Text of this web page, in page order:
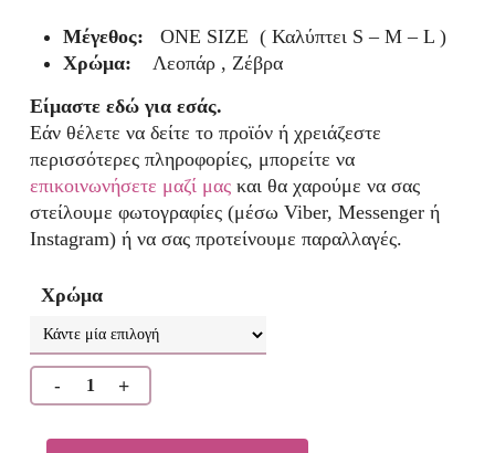
Μέγεθος:
ONE SIZE ( Καλύπτει S – M – L )
Χρώμα: Λεοπάρ , Ζέβρα
Είμαστε εδώ για εσάς.
Εάν θέλετε να δείτε το προϊόν ή χρειάζεστε
περισσότερες πληροφορίες, μπορείτε να
επικοινωνήσετε μαζί μαςκαι θα χαρούμε να σας
στείλουμε φωτογραφίες (μέσω Viber, Messenger ή
Instagram) ή να σας προτείνουμε παραλλαγές.
Χρώμα